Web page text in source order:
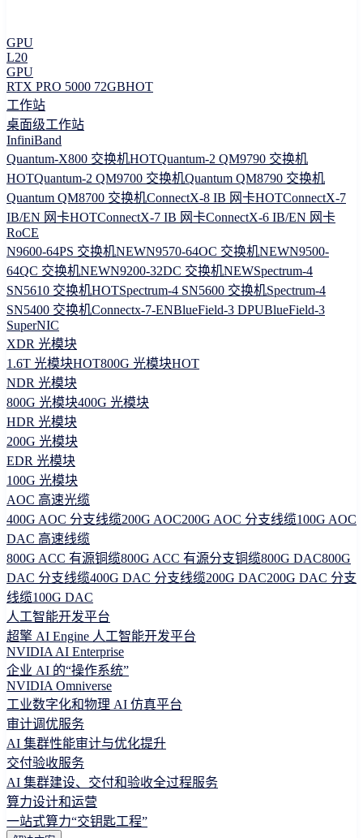
GPU
L20
GPU
RTX PRO 5000 72GBHOT
工作站
桌面级工作站
InfiniBand
Quantum-X800 交换机HOTQuantum-2 QM9790 交换机
HOTQuantum-2 QM9700 交换机Quantum QM8790 交换机
Quantum QM8700 交换机ConnectX-8 IB 网卡HOTConnectX-7
IB/EN 网卡HOTConnectX-7 IB 网卡ConnectX-6 IB/EN 网卡
RoCE
N9600-64PS 交换机NEWN9570-64OC 交换机NEWN9500-
64QC 交换机NEWN9200-32DC 交换机NEWSpectrum-4
SN5610 交换机HOTSpectrum-4 SN5600 交换机Spectrum-4
SN5400 交换机Connectx-7-ENBlueField-3 DPUBlueField-3
SuperNIC
XDR 光模块
1.6T 光模块HOT800G 光模块HOT
NDR 光模块
800G 光模块400G 光模块
HDR 光模块
200G 光模块
EDR 光模块
100G 光模块
AOC 高速光缆
400G AOC 分支线缆200G AOC200G AOC 分支线缆100G AOC
DAC 高速线缆
800G ACC 有源铜缆800G ACC 有源分支铜缆800G DAC800G
DAC 分支线缆400G DAC 分支线缆200G DAC200G DAC 分支
线缆100G DAC
人工智能开发平台
超擎 AI Engine 人工智能开发平台
NVIDIA AI Enterprise
企业 AI 的“操作系统”
NVIDIA Omniverse
工业数字化和物理 AI 仿真平台
审计调优服务
AI 集群性能审计与优化提升
交付验收服务
AI 集群建设、交付和验收全过程服务
算力设计和运营
一站式算力“交钥匙工程”